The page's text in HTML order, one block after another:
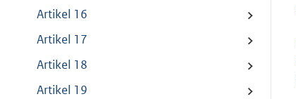
Artikel 16
Artikel 17
Artikel 18
Artikel 19